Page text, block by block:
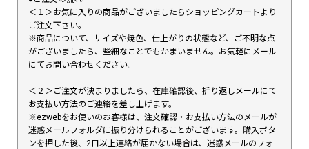
＜１＞お気に入りの商品がございましたらショッピングカートより
ご注文下さい。
※商品について、サイズや焼色、仕上がりの状態など、ご不明な点
がございましたら、些細なことでもかまいません。お気軽にメール
にてお問い合わせください。
＜２＞ご注文が決まりましたら、在庫確認後、折り返しメールにて
お支払い方法のご連絡を差し上げます。
※ezwebをお使いのお客様は、注文確認・お支払い方法のメールが
迷惑メールフォルダに振り分けられることがございます。購入ボタ
ンを押した後、2日以上連絡が届かない場合は、迷惑メールのフォ